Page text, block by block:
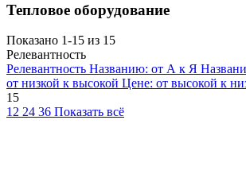
Тепловое оборудование
Показано 1-15 из 15
Релевантность
Релевантность Названию: от А к Я
от низкой к высокой Цене: от высокой к
15
12 24 36 Показать всё